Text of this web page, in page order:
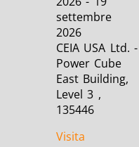
settembre
2026
CEIA USA Ltd. -
Power Cube
East Building,
Level 3 ,
135446
Visita